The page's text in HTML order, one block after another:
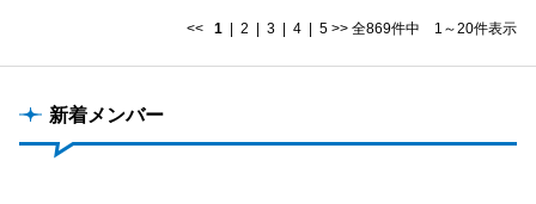
<< 1 2 3 4 5 >> 全869件中 1～20件表示
新着メンバー